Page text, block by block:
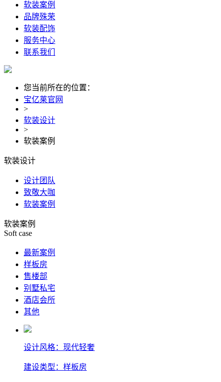
软装案例
品牌殊荣
软装配饰
服务中心
联系我们
您当前所在的位置：
宝亿莱官网
>
软装设计
>
软装案例
软装设计
设计团队
致敬大咖
软装案例
软装案例
Soft case
最新案例
样板房
售楼部
别墅私宅
酒店会所
其他
设计风格：现代轻奢
建设类型：样板房